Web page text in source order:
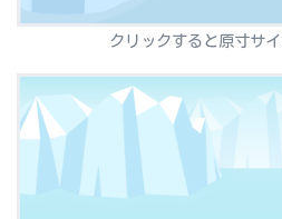
クリックすると原寸サ